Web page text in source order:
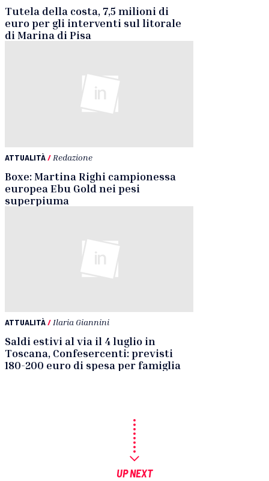
Tutela della costa, 7,5 milioni di
euro per gli interventi sul litorale
di Marina di Pisa
ATTUALITÀ/ Redazione
Boxe: Martina Righi campionessa
europea Ebu Gold nei pesi
superpiuma
ATTUALITÀ/ Ilaria Giannini
Saldi estivi al via il 4 luglio in
Toscana, Confesercenti: previsti
180-200 euro di spesa per famiglia
UP NEXT